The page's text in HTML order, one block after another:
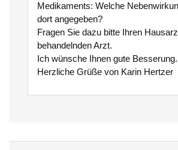
Medikaments: Welche
dort angegeben?
Fragen Sie dazu bitte Ihren
behandelnden Arzt.
Ich wünsche Ihnen gute Besserung.
Herzliche Grüße von Karin Hertzer